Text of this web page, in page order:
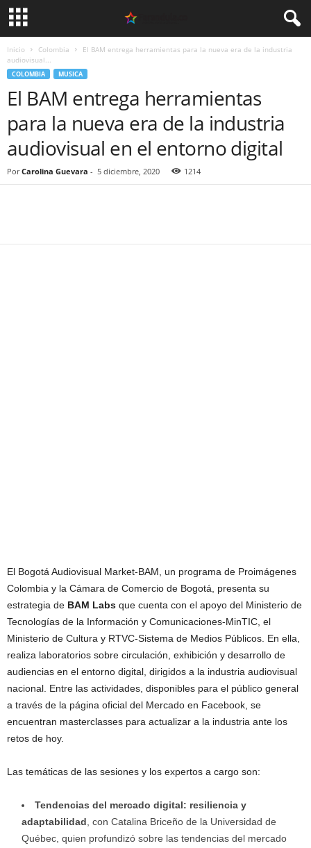
Inicio Colombia
El BAM entrega herramientas para la nueva era de la industria
audiovisual...
COLOMBIA MUSICA
El BAM entrega herramientas
para la nueva era de la industria
audiovisual en el entorno digital
Por Carolina Guevara - 5 diciembre, 2020 1214
El Bogotá Audiovisual Market-BAM, un programa de Proimágenes
Colombia y la Cámara de Comercio de Bogotá, presenta su
estrategia de BAM Labs que cuenta con el apoyo del Ministerio de
Tecnologías de la Información y Comunicaciones-MinTIC, el
Ministerio de Cultura y RTVC-Sistema de Medios Públicos. En ella,
realiza laboratorios sobre circulación, exhibición y desarrollo de
audiencias en el entorno digital, dirigidos a la industria audiovisual
nacional. Entre las actividades, disponibles para el público general
a través de la página oficial del Mercado en Facebook, se
encuentran masterclasses para actualizar a la industria ante los
retos de hoy.
Las temáticas de las sesiones y los expertos a cargo son:
Tendencias del mercado digital: resiliencia y
adaptabilidad , con Catalina Briceño de la Universidad de
Québec, quien profundizó sobre las tendencias del mercado